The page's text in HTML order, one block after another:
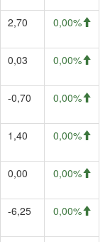
2,70 0,00%
0,03 0,00%
-0,70 0,00%
1,40 0,00%
0,00 0,00%
-6,25 0,00%